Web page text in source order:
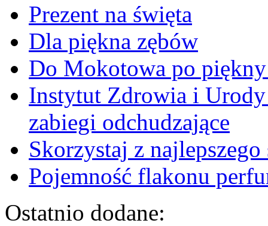
Prezent na święta
Dla piękna zębów
Do Mokotowa po
Instytut Zdrowia i
zabiegi odchudzające
Skorzystaj z
Pojemność flakonu
Ostatnio dodane: